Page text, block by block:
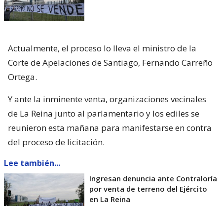
Actualmente, el proceso lo lleva el ministro de la
Corte de Apelaciones de Santiago, Fernando Carreño
Ortega.
Y ante la inminente venta, organizaciones vecinales
de La Reina junto al parlamentario y los ediles se
reunieron esta mañana para manifestarse en contra
del proceso de licitación.
Lee también...
Ingresan denuncia ante Contraloría
por venta de terreno del Ejército
en La Reina